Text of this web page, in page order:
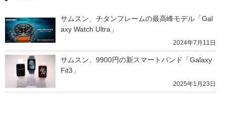
サムスン、チタンフレームの最高峰モデル「Gal
axy Watch Ultra」
2024年7月11日
サムスン、9900円の新スマートバンド「Galaxy
Fit3」
2025年1月23日